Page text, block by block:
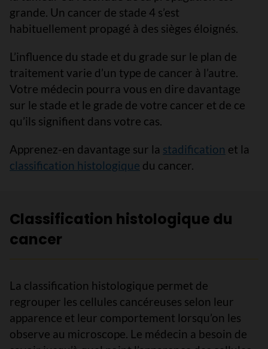
grande. Un cancer de stade 4 s’est
habituellement propagé à des sièges éloignés.
L’influence du stade et du grade sur le plan de
traitement varie d’un type de cancer à l’autre.
Votre médecin pourra vous en dire davantage
sur le stade et le grade de votre cancer et de ce
qu’ils signifient dans votre cas.
Apprenez-en davantage sur la stadification et la
classification histologique du cancer.
Classification histologique du
cancer
La classification histologique permet de
regrouper les cellules cancéreuses selon leur
apparence et leur comportement lorsqu’on les
observe au microscope. Le médecin a besoin de